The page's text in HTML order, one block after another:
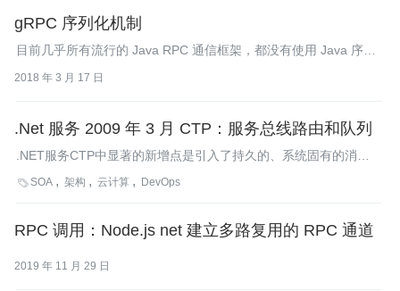
gRPC 序列化机制
目前几乎所有流行的 Java RPC 通信框架，都没有使用 Java 序列
2018 年 3 月 17 日
.Net 服务 2009 年 3 月 CTP：服务总线路由和队列
.NET服务CTP中显著的新增点是引入了持久的、系统固有的消息
元件，这些元件不受任何从其他系统插入到服务总线中的监听器的
SOA 架构 云计算 DevOps
RPC 调用：Node.js net 建立多路复用的 RPC 通道
2019 年 11 月 29 日